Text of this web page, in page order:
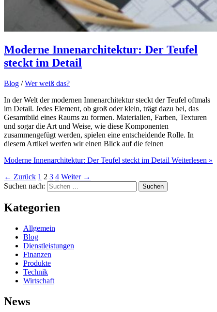
Moderne Innenarchitektur: Der Teufel
steckt im Detail
Blog /Wer weiß das?
In der Welt der modernen Innenarchitektur steckt der Teufel oftmals
im Detail. Jedes Element, ob groß oder klein, trägt dazu bei, das
Gesamtbild eines Raums zu formen. Materialien, Farben, Texturen
und sogar die Art und Weise, wie diese Komponenten
zusammengefügt werden, spielen eine entscheidende Rolle. In
diesem Artikel werfen wir einen Blick auf die feinen
Moderne Innenarchitektur: Der Teufel steckt im Detail Weiterlesen »
← Zurück 1 2 3 4 Weiter →
Suchen nach:
Kategorien
Allgemein
Blog
Dienstleistungen
Finanzen
Produkte
Technik
Wirtschaft
News